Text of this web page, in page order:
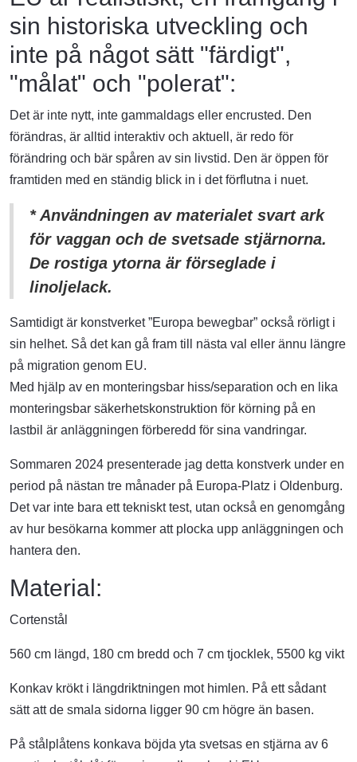
sin historiska utveckling och
inte på något sätt "färdigt",
"målat" och "polerat":
Det är inte nytt, inte gammaldags eller encrusted. Den
förändras, är alltid interaktiv och aktuell, är redo för
förändring och bär spåren av sin livstid. Den är öppen för
framtiden med en ständig blick in i det förflutna i nuet.
* Användningen av materialet svart ark
för vaggan och de svetsade stjärnorna.
De rostiga ytorna är förseglade i
linoljelack.
Samtidigt är konstverket ”Europa bewegbar” också rörligt i
sin helhet. Så det kan gå fram till nästa val eller ännu längre
på migration genom EU.
Med hjälp av en monteringsbar hiss/separation och en lika
monteringsbar säkerhetskonstruktion för körning på en
lastbil är anläggningen förberedd för sina vandringar.
Sommaren 2024 presenterade jag detta konstverk under en
period på nästan tre månader på Europa-Platz i Oldenburg.
Det var inte bara ett tekniskt test, utan också en genomgång
av hur besökarna kommer att plocka upp anläggningen och
hantera den.
Material:
Cortenstål
560 cm längd, 180 cm bredd och 7 cm tjocklek, 5500 kg vikt
Konkav krökt i längdriktningen mot himlen. På ett sådant
sätt att de smala sidorna ligger 90 cm högre än basen.
På stålplåtens konkava böjda yta svetsas en stjärna av 6